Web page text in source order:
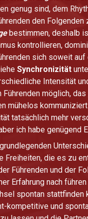
genug sind, dem
den
bestimmen, deshalb
kontrollieren,
sich soweit
Synchronizität
Intensität
möglich,
tatsächlich mehr
ich habe genügend
die es zu
Führenden und der
Erfahrung nach
spontan stattfinden
und